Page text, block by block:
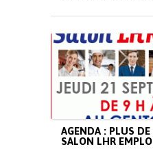
AGENDA : PLUS
SALON LHR